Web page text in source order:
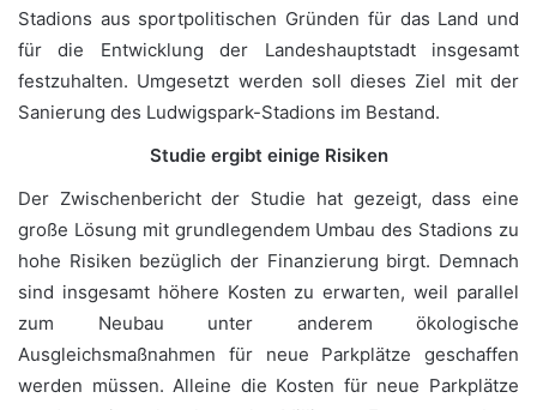
Stadions aus sportpolitischen Gründen für das Land und
für die Entwicklung der Landeshauptstadt insgesamt
festzuhalten. Umgesetzt werden soll dieses Ziel mit der
Sanierung des Ludwigspark-Stadions im Bestand.
Studie ergibt einige Risiken
Der Zwischenbericht der Studie hat gezeigt, dass eine
große Lösung mit grundlegendem Umbau des Stadions zu
hohe Risiken bezüglich der Finanzierung birgt. Demnach
sind insgesamt höhere Kosten zu erwarten, weil parallel
zum Neubau unter anderem ökologische
Ausgleichsmaßnahmen für neue Parkplätze geschaffen
werden müssen. Alleine die Kosten für neue Parkplätze